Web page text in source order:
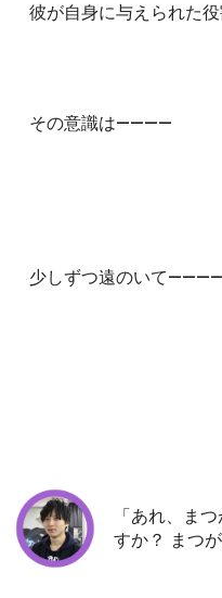
彼が自身に与えられた役
その意識は――――
少しずつ遠のいて――――
「あれ、ま
すか？ まつ